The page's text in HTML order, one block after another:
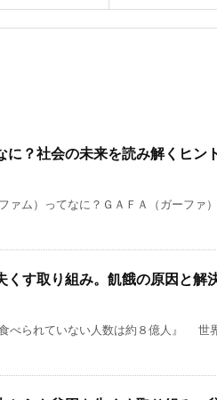
に？社会の未来を読み解くヒン
ァム）ってなに？ＧＡＦＡ（ガーファ
くす取り組み。飢餓の原因と解
食べられていない人数は約８億人』 世